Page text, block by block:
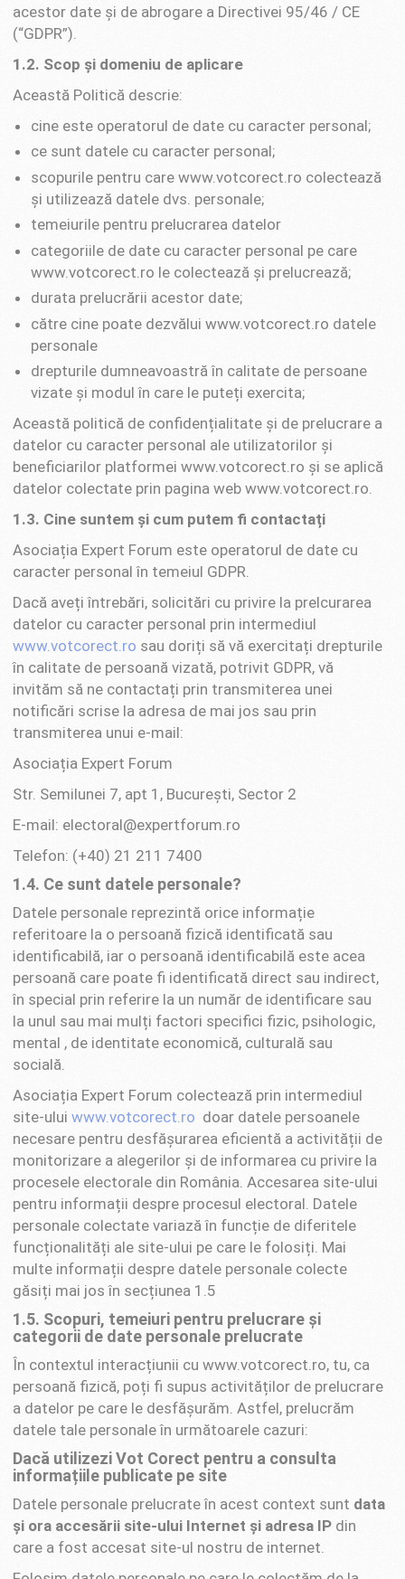
acestor date și de abrogare a Directivei 95/46 / CE
(“GDPR”).
1 .2. Scop și domeniu de aplicare
Această Politică descrie:
cine este operatorul de date cu caracter personal;
ce sunt datele cu caracter personal;
scopurile pentru care www.votcorect.ro colectează
și utilizează datele dvs. personale;
temeiurile pentru prelucrarea datelor
categoriile de date cu caracter personal pe care
www.votcorect.ro le colectează și prelucrează;
durata prelucrării acestor date;
către cine poate dezvălui www.votcorect.ro datele
personale
drepturile dumneavoastră în calitate de persoane
vizate și modul în care le puteți exercita;
Această politică de confidențialitate și de prelucrare a
datelor cu caracter personal ale utilizatorilor și
beneficiarilor platformei www.votcorect.ro și se aplică
datelor colectate prin pagina web www.votcorect.ro.
1.3. Cine suntem și cum putem fi contactați
Asociația Expert Forum este operatorul de date cu
caracter personal în temeiul GDPR.
Dacă aveți întrebări, solicitări cu privire la prelcurarea
datelor cu caracter personal prin intermediul
www.votcorect.ro sau doriți să vă exercitați drepturile
în calitate de persoană vizată, potrivit GDPR, vă
invităm să ne contactați prin transmiterea unei
notificări scrise la adresa de mai jos sau prin
transmiterea unui e-mail:
Asociația Expert Forum
Str. Semilunei 7, apt 1, București, Sector 2
E-mail: electoral@expertforum.ro
Telefon: (+40) 21 211 7400
1.4. Ce sunt datele personale?
Datele personale reprezintă orice informație
referitoare la o persoană fizică identificată sau
identificabilă, iar o persoană identificabilă este acea
persoană care poate fi identificată direct sau indirect,
în special prin referire la un număr de identificare sau
la unul sau mai mulți factori specifici fizic, psihologic,
mental , de identitate economică, culturală sau
socială.
Asociația Expert Forum colectează prin intermediul
site-ului www.votcorect.ro doar datele persoanele
necesare pentru desfășurarea eficientă a activității de
monitorizare a alegerilor și de informarea cu privire la
procesele electorale din România. Accesarea site-ului
pentru informații despre procesul electoral. Datele
personale colectate variază în funcție de diferitele
funcționalități ale site-ului pe care le folosiți. Mai
multe informații despre datele personale colecte
găsiți mai jos în secțiunea 1.5
1.5. Scopuri, temeiuri pentru prelucrare și
categorii de date personale prelucrate
În contextul interacțiunii cu www.votcorect.ro, tu, ca
persoană fizică, poți fi supus activităților de prelucrare
a datelor pe care le desfășurăm. Astfel, prelucrăm
datele tale personale în următoarele cazuri:
Dacă utilizezi Vot Corect pentru a consulta
informațiile publicate pe site
Datele personale prelucrate în acest context sunt data
și ora accesării site-ului Internet și adresa IP din
care a fost accesat site-ul nostru de internet.